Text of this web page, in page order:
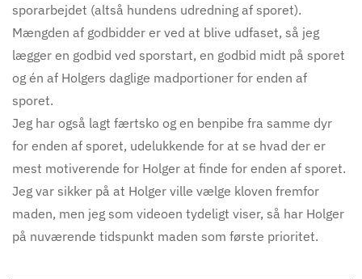
sporarbejdet (altså hundens udredning af sporet).
Mængden af godbidder er ved at blive udfaset, så jeg
lægger en godbid ved sporstart, en godbid midt på sporet
og én af Holgers daglige madportioner for enden af
sporet.
Jeg har også lagt færtsko og en benpibe fra samme dyr
for enden af sporet, udelukkende for at se hvad der er
mest motiverende for Holger at finde for enden af sporet.
Jeg var sikker på at Holger ville vælge kloven fremfor
maden, men jeg som videoen tydeligt viser, så har Holger
på nuværende tidspunkt maden som første prioritet.